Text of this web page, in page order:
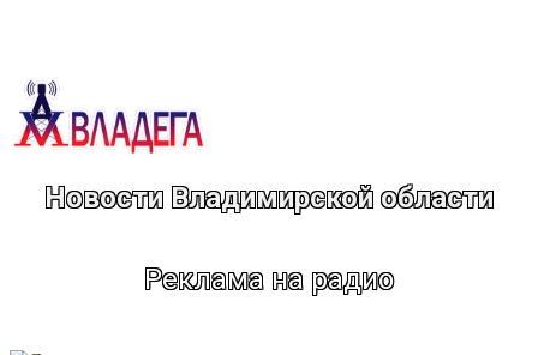
Новости Владимирской области
Реклама на радио